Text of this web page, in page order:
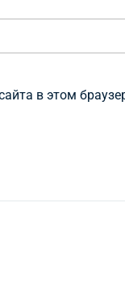
в этом